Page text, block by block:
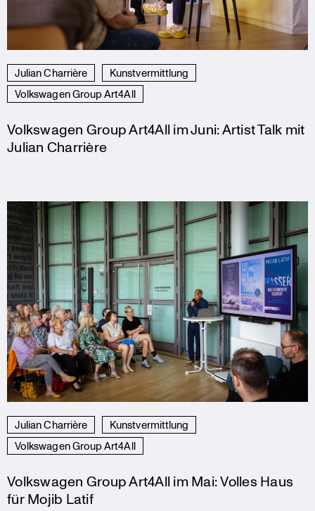
Julian Charrière
Kunstvermittlung
Volkswagen Group Art4All
Volkswagen Group Art4All im Juni: Artist Talk mit
Julian Charrière
Julian Charrière
Kunstvermittlung
Volkswagen Group Art4All
Volkswagen Group Art4All im Mai: Volles Haus
für Mojib Latif